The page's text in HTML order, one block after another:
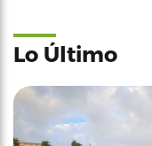
Lo Último